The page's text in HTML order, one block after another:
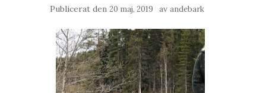
Publicerat den 20 maj, 2019 av andebark